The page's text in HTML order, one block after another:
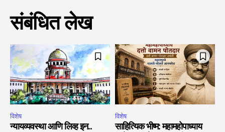
संबंधित लेख
विशेष
न्यायव्यवस्था आणि लिव्ह इन..
विशेष
साहित्यिक भीष्म: महामहोपाध्याय